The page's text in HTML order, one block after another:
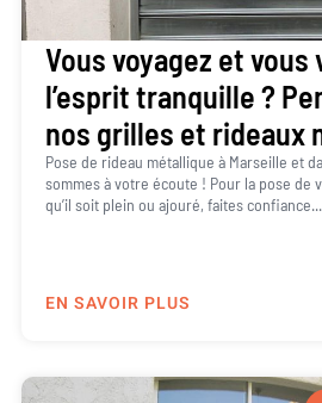
Vous voyagez et
l’esprit tranquille ?
nos grilles et rideaux
Pose de rideau métallique à Marseille et
sommes à votre écoute ! Pour la pose de
qu’il soit plein ou ajouré, faites confiance...
EN SAVOIR PLUS